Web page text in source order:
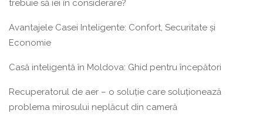
trebuie să iei în considerare?
Avantajele Casei Inteligente: Confort, Securitate și
Economie
Casă inteligentă în Moldova: Ghid pentru începători
Recuperatorul de aer – o soluție care soluționează
problema mirosului neplăcut din cameră